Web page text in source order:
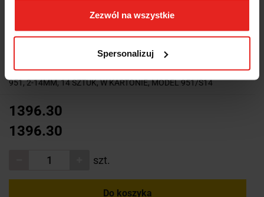
Zezwól na wszystkie
Spersonalizuj
KOMPLET KLUCZY TRZPIENIOWYCH SZEŚCIOKĄTNYCH, TYPU T
951, 2-14MM, 14 SZTUK, W KARTONIE, MODEL 951/S14
1396.30
1396.30
szt.
Do koszyka